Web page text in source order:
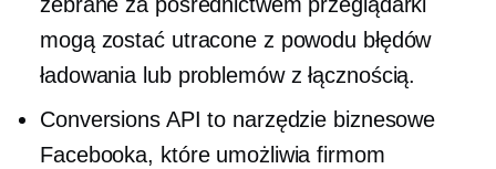
zebrane za pośrednictwem przeglądarki
mogą zostać utracone z powodu błędów
ładowania lub problemów z łącznością.
Conversions API to narzędzie biznesowe
Facebooka, które umożliwia firmom